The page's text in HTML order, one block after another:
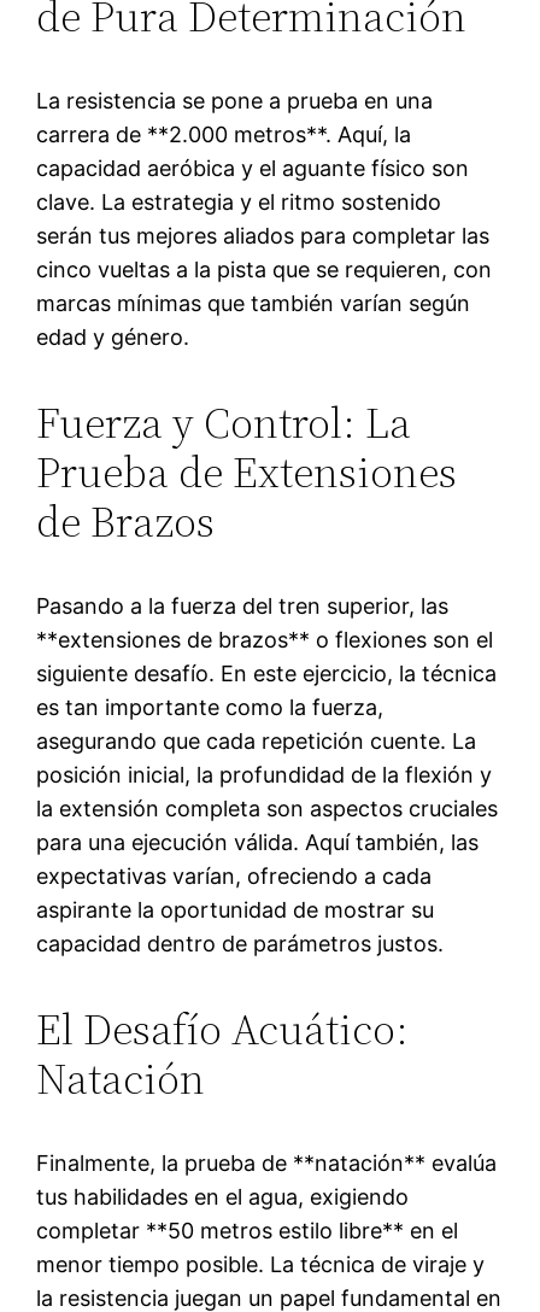
de Pura Determinación
La resistencia se pone a prueba en una
carrera de **2.000 metros**. Aquí, la
capacidad aeróbica y el aguante físico son
clave. La estrategia y el ritmo sostenido
serán tus mejores aliados para completar las
cinco vueltas a la pista que se requieren, con
marcas mínimas que también varían según
edad y género.
Fuerza y Control: La
Prueba de Extensiones
de Brazos
Pasando a la fuerza del tren superior, las
**extensiones de brazos** o flexiones son el
siguiente desafío. En este ejercicio, la técnica
es tan importante como la fuerza,
asegurando que cada repetición cuente. La
posición inicial, la profundidad de la flexión y
la extensión completa son aspectos cruciales
para una ejecución válida. Aquí también, las
expectativas varían, ofreciendo a cada
aspirante la oportunidad de mostrar su
capacidad dentro de parámetros justos.
El Desafío Acuático:
Natación
Finalmente, la prueba de **natación** evalúa
tus habilidades en el agua, exigiendo
completar **50 metros estilo libre** en el
menor tiempo posible. La técnica de viraje y
la resistencia juegan un papel fundamental en